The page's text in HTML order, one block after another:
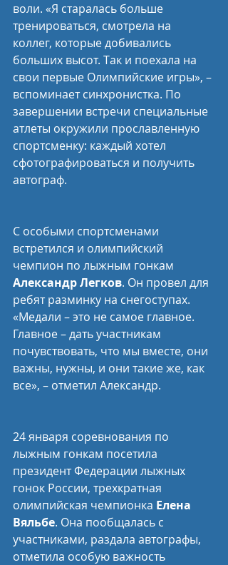
воли. «Я старалась больше
тренироваться, смотрела на
коллег, которые добивались
больших высот. Так и поехала на
свои первые Олимпийские игры», –
вспоминает синхронистка. По
завершении встречи специальные
атлеты окружили прославленную
спортсменку: каждый хотел
сфотографироваться и получить
автограф.
С особыми спортсменами
встретился и олимпийский
чемпион по лыжным гонкам
Александр Легков. Он провел для
ребят разминку на снегоступах.
«Медали – это не самое главное.
Главное – дать участникам
почувствовать, что мы вместе, они
важны, нужны, и они такие же, как
все», – отметил Александр.
24 января соревнования по
лыжным гонкам посетила
президент Федерации лыжных
гонок России, трехкратная
олимпийская чемпионка Елена
Вяльбе. Она пообщалась с
участниками, раздала автографы,
отметила особую важность